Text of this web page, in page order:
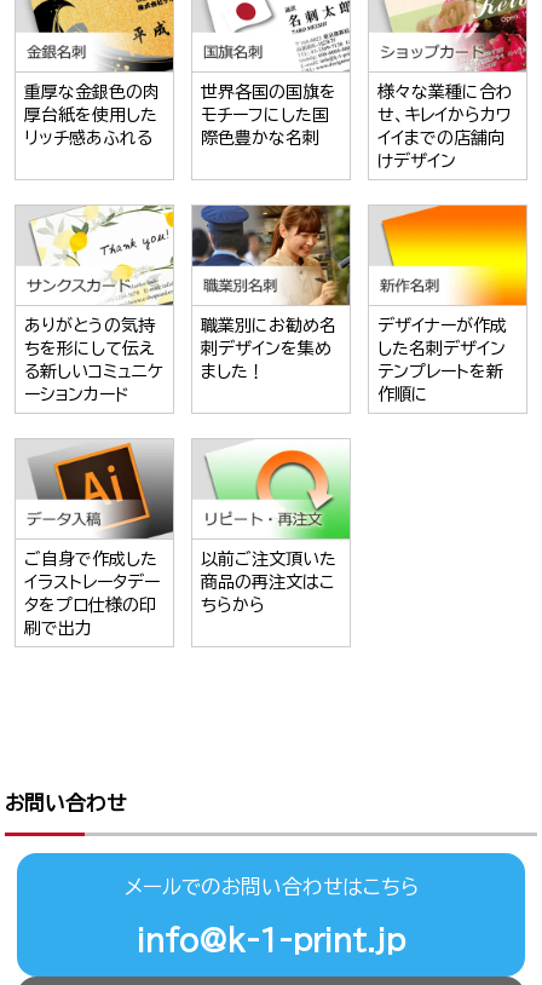
重厚な金銀色の肉
厚台紙を使用した
リッチ感あふれる
世界各国の国旗を
モチーフにした国
際色豊かな名刺
様々な業種に合わ
せ、キレイからカワ
イイまでの店舗向
けデザイン
ありがとうの気持
ちを形にして伝え
る新しいコミュニケ
ーションカード
職業別にお勧め名
刺デザインを集め
ました！
デザイナーが作成
した名刺デザイン
テンプレートを新
作順に
ご自身で作成した
イラストレータデー
タをプロ仕様の印
刷で出力
以前ご注文頂いた
商品の再注文はこ
ちらから
お問い合わせ
メールでのお問い合わせはこちら
info@k-1-print.jp